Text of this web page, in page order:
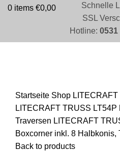
0 items €0,00
Schnelle
SSL
Hotline: 0531
Startseite Shop
LITECRAFT TRUSS LT54P
Traversen LITECRAFT
Boxcorner inkl. 8 Halbkonis,
Back to products